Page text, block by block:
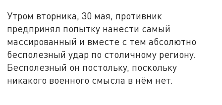
Утром вторника, 30 мая, противник
предпринял попытку нанести самый
массированный и вместе с тем абсолютно
бесполезный удар по столичному региону.
Бесполезный он постольку, поскольку
никакого военного смысла в нём нет.